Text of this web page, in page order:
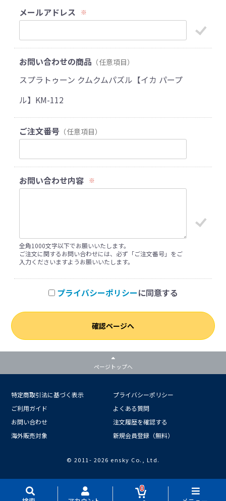
メールアドレス ※
お問い合わせの商品 （任意項目）
スプラトゥーン クムクムパズル【イカ パープ
ル】KM-112
ご注文番号 （任意項目）
お問い合わせ内容 ※
全角1000文字以下でお願いいたします。
ご注文に関するお問い合わせには、必ず「ご注文番号」をご
入力くださいますようお願いいたします。
プライバシーポリシーに同意する
確認ページへ
0
ページトップへ
特定商取引法に基づく表示
プライバシーポリシー
ご利用ガイド
よくある質問
お問い合わせ
注文履歴を確認する
海外販売対象
新規会員登録（無料）
© 2011- 2026 ensky Co., Ltd.